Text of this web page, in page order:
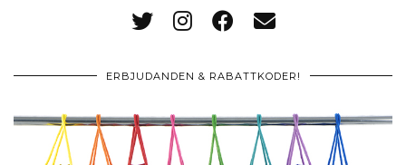
ERBJUDANDEN & RABATTKODER!